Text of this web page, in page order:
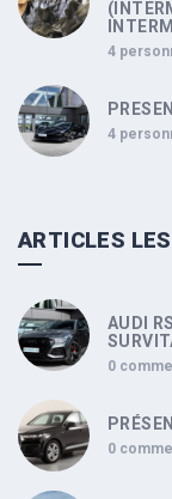
4
4
ARTICLES
AUDI
0
0